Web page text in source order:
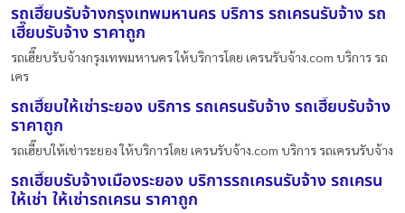
รถเฮี๊ยบรับจ้างกรุงเทพมหานคร บริการ รถเครนรับจ้าง รถ
เฮี๊ยบรับจ้าง ราคาถูก
รถเฮี๊ยบรับจ้างกรุงเทพมหานคร ให้บริการโดย เครนรับจ้าง.com บริการ รถ
เคร
รถเฮี๊ยบให้เช่าระยอง บริการ รถเครนรับจ้าง รถเฮี๊ยบรับจ้าง
ราคาถูก
รถเฮี๊ยบให้เช่าระยอง ให้บริการโดย เครนรับจ้าง.com บริการ รถเครนรับจ้าง
รถเฮี๊ยบรับจ้างเมืองระยอง บริการรถเครนรับจ้าง รถเครน
ให้เช่า ให้เช่ารถเครน ราคาถูก